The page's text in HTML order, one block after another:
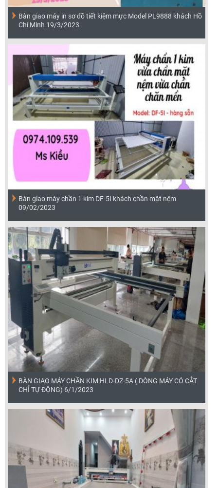
Bàn giao máy in sơ đồ tiết kiệm mực Model PL9888 khách Hồ
Chí Minh 19/3/2023
Bàn giao máy chần 1 kim DF-5I khách chần mặt nệm
09/02/2023
BÀN GIAO MÁY CHẦN KIM HLD-DZ-5A ( DÒNG MÁY CÓ CẮT
CHỈ TỰ ĐỘNG) 6/1/2023